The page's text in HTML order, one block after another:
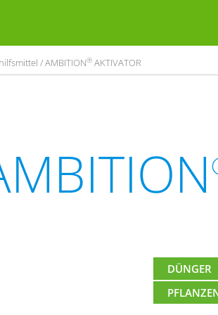
/ AMBITION® AKTIVATOR
DÜNGER